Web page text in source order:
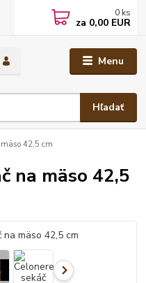
Menu
Hľadať
0 ks
za 0,00 EUR
mäso 42,5 cm
na mäso 42,5